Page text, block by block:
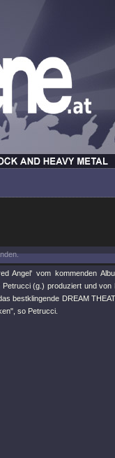
Angel' vom kommenden
(g.) produziert und
bestklingende DREAM
so Petrucci.